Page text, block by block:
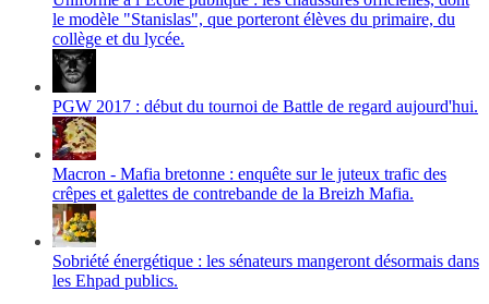
le modèle "Stanislas", que porteront élèves du primaire, du
collège et du lycée.
PGW 2017 : début du tournoi de Battle de regard aujourd'hui.
Macron - Mafia bretonne : enquête sur le juteux trafic des
crêpes et galettes de contrebande de la Breizh Mafia.
Sobriété énergétique : les sénateurs mangeront désormais dans
les Ehpad publics.